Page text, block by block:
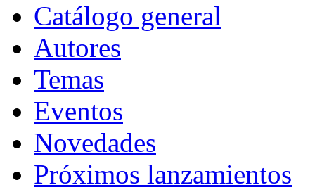
Catálogo general
Autores
Temas
Eventos
Novedades
Próximos lanzamientos